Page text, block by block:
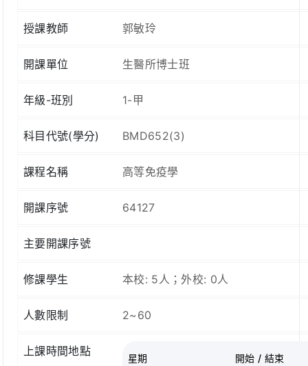
授課教師 郭敏玲
開課單位 生醫所博士班
年級-班別 1-甲
科目代號(學分) BMD652(3)
課程名稱 高等免疫學
開課序號 64127
主要開課序號
修課學生 本校: 5人；外校: 0人
人數限制 2~60
上課時間地點
星期 開始 / 結束